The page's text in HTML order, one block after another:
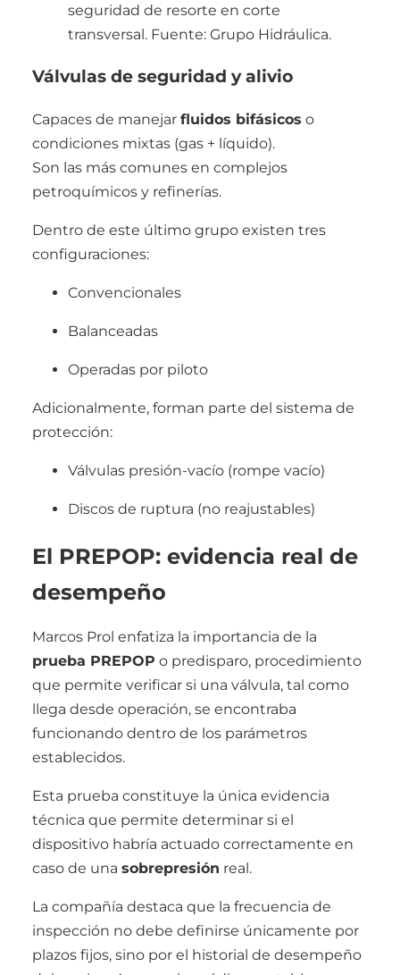
seguridad de resorte en corte
transversal. Fuente: Grupo Hidráulica.
Válvulas de seguridad y alivio
Capaces de manejar fluidos bifásicos o
condiciones mixtas (gas + líquido).
Son las más comunes en complejos
petroquímicos y refinerías.
Dentro de este último grupo existen tres
configuraciones:
Convencionales
Balanceadas
Operadas por piloto
Adicionalmente, forman parte del sistema de
protección:
Válvulas presión-vacío (rompe vacío)
Discos de ruptura (no reajustables)
El PREPOP: evidencia real de
desempeño
Marcos Prol enfatiza la importancia de la
prueba PREPOP o predisparo, procedimiento
que permite verificar si una válvula, tal como
llega desde operación, se encontraba
funcionando dentro de los parámetros
establecidos.
Esta prueba constituye la única evidencia
técnica que permite determinar si el
dispositivo habría actuado correctamente en
caso de una sobrepresión real.
La compañía destaca que la frecuencia de
inspección no debe definirse únicamente por
plazos fijos, sino por el historial de desempeño